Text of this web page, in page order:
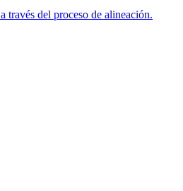
del proceso de alineación.